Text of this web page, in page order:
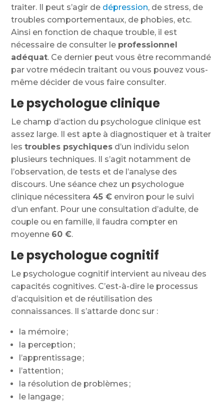
traiter. Il peut s’agir de dépression, de stress, de
troubles comportementaux, de phobies, etc.
Ainsi en fonction de chaque trouble, il est
nécessaire de consulter le professionnel
adéquat. Ce dernier peut vous être recommandé
par votre médecin traitant ou vous pouvez vous-
même décider de vous faire consulter.
Le psychologue clinique
Le champ d’action du psychologue clinique est
assez large. Il est apte à diagnostiquer et à traiter
lestroubles psychiques d’un individu selon
plusieurs techniques. Il s’agit notamment de
l’observation, de tests et de l’analyse des
discours. Une séance chez un psychologue
clinique nécessitera 45€ environ pour le suivi
d’un enfant. Pour une consultation d’adulte, de
couple ou en famille, il faudra compter en
moyenne 60 €.
Le psychologue cognitif
Le psychologue cognitif intervient au niveau des
capacités cognitives. C’est-à-dire le processus
d’acquisition et de réutilisation des
connaissances. Il s’attarde donc sur :
la mémoire ;
la perception ;
l’apprentissage ;
l’attention ;
la résolution de problèmes ;
le langage ;